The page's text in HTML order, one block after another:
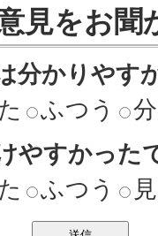
見をお聞
分かりやす
ふつう
やすかった
ふつう